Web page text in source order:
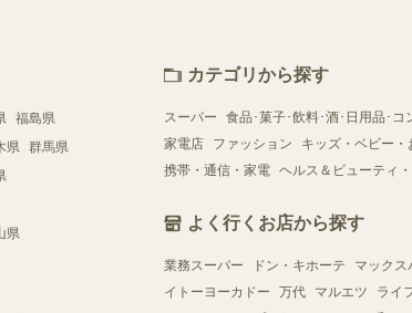
福島県
県 群馬県
県
カテゴリから探す
スーパー
食品･菓子･飲料･酒･日用品･コ
家電店
ファッション
キッズ・ベビー・
携帯・通信・家電 ヘルス＆ビューティ
よく行くお店から探す
業務スーパー ドン・キホーテ
マックス
イトーヨーカドー
万代 マルエツ
ライ